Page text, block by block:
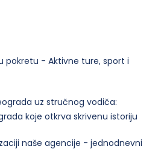
pokretu - Aktivne ture, sport i
uz stručnog vodiča:
koje otkrva skrivenu istoriju
naše agencije - jednodnevni